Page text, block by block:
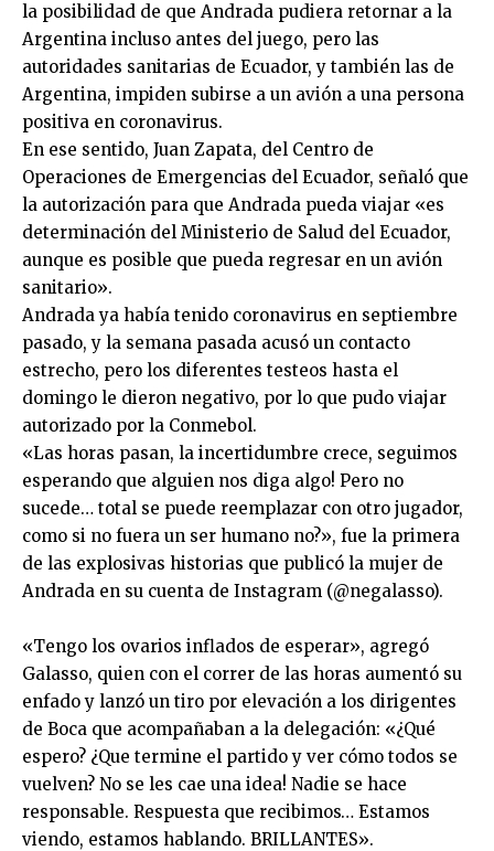
la posibilidad de que Andrada pudiera retornar a la
Argentina incluso antes del juego, pero las
autoridades sanitarias de Ecuador, y también las de
Argentina, impiden subirse a un avión a una persona
positiva en coronavirus.
En ese sentido, Juan Zapata, del Centro de
Operaciones de Emergencias del Ecuador, señaló que
la autorización para que Andrada pueda viajar «es
determinación del Ministerio de Salud del Ecuador,
aunque es posible que pueda regresar en un avión
sanitario».
Andrada ya había tenido coronavirus en septiembre
pasado, y la semana pasada acusó un contacto
estrecho, pero los diferentes testeos hasta el
domingo le dieron negativo, por lo que pudo viajar
autorizado por la Conmebol.
«Las horas pasan, la incertidumbre crece, seguimos
esperando que alguien nos diga algo! Pero no
sucede… total se puede reemplazar con otro jugador,
como si no fuera un ser humano no?», fue la primera
de las explosivas historias que publicó la mujer de
Andrada en su cuenta de Instagram (@negalasso).
«Tengo los ovarios inflados de esperar», agregó
Galasso, quien con el correr de las horas aumentó su
enfado y lanzó un tiro por elevación a los dirigentes
de Boca que acompañaban a la delegación: «¿Qué
espero? ¿Que termine el partido y ver cómo todos se
vuelven? No se les cae una idea! Nadie se hace
responsable. Respuesta que recibimos… Estamos
viendo, estamos hablando. BRILLANTES».